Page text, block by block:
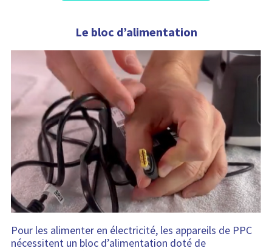
Le bloc d’alimentation
Pour les alimenter en électricité, les appareils de PPC
nécessitent un bloc d’alimentation doté de